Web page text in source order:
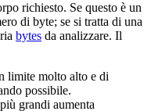
richiesto. Se questo è un
di byte; se si tratta di una
bytes da analizzare. Il
limite molto alto e di
possibile.
grandi aumenta